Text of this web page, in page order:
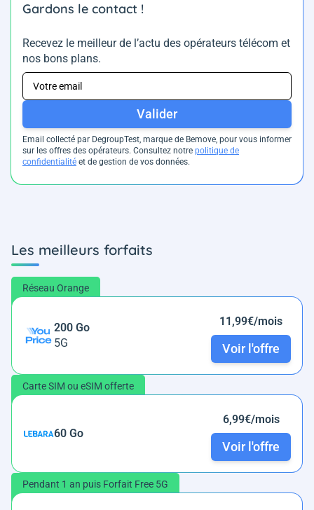
Gardons le contact !
Recevez le meilleur de l’actu des opérateurs télécom et
nos bons plans.
Valider
Email collecté par DegroupTest, marque de Bemove, pour vous informer
sur les offres des opérateurs. Consultez notre politique de
confidentialité et de gestion de vos données.
Les meilleurs forfaits
Réseau Orange
200 Go
5G
11,99€/mois
Voir l'offre
Carte SIM ou eSIM offerte
60 Go
6,99€/mois
Voir l'offre
Pendant 1 an puis Forfait Free 5G